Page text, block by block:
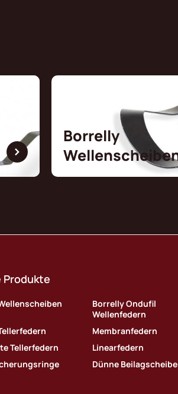
Borrelly
Produkte
Borrelly Ondufil
Wellenfedern
Membranfedern
Tellerfedern
Linearfedern
Dünne